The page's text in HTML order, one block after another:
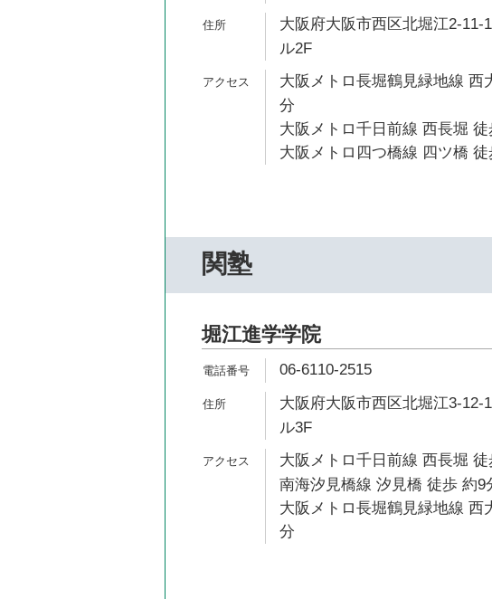
大阪府大阪市西区北堀江2-11-
ル2F
大阪メトロ長堀鶴見緑地線 西
分
大阪メトロ千日前線 西長堀 徒
大阪メトロ四つ橋線 四ツ橋 徒
関塾
堀江進学学院
06-6110-2515
大阪府大阪市西区北堀江3-12-
ル3F
大阪メトロ千日前線 西長堀 徒
南海汐見橋線 汐見橋 徒歩 約9
大阪メトロ長堀鶴見緑地線 西
分